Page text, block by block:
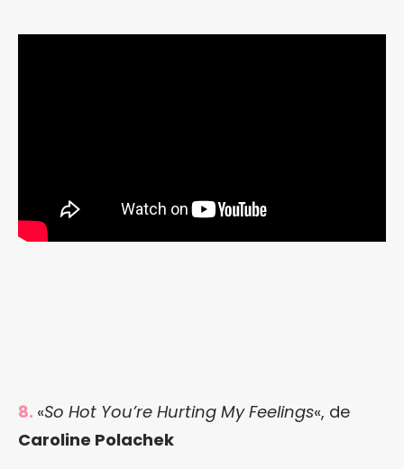
8. «So Hot You’re Hurting My Feelings«, de
Caroline Polachek